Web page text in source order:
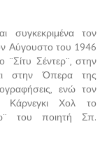
συγκεκριμένα τον
Αύγουστο του 1946
¨Σίτυ Σέντερ¨, στην
στην Όπερα της
ενώ τον
Κάρνεγκι Χολ το
του ποιητή Σπ.